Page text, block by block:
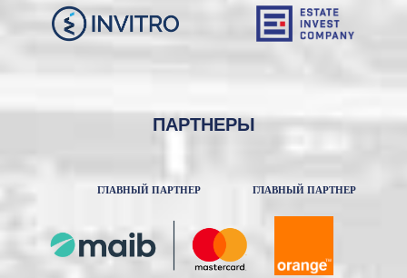
ПАРТНЕРЫ
ГЛАВНЫЙ ПАРТНЕР ГЛАВНЫЙ ПАРТНЕР